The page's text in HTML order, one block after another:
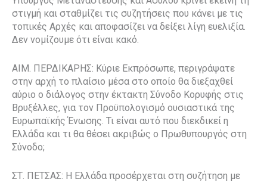
στιγμή και σταθμίζει τις συζητήσεις που κάνει με τις
τοπικές Αρχές και αποφασίζει να δείξει λίγη ευελιξία.
Δεν νομίζουμε ότι είναι κακό.
ΑΙΜ. ΠΕΡΔΙΚΑΡΗΣ: Κύριε Εκπρόσωπε, περιγράψατε
στην αρχή το πλαίσιο μέσα στο οποίο θα διεξαχθεί
αύριο ο διάλογος στην έκτακτη Σύνοδο Κορυφής στις
Βρυξέλλες, για τον Προϋπολογισμό ουσιαστικά της
Ευρωπαϊκής Ένωσης. Τι είναι αυτό που διεκδικεί η
Ελλάδα και τι θα θέσει ακριβώς ο Πρωθυπουργός στη
Σύνοδο;
ΣΤ. ΠΕΤΣΑΣ: Η Ελλάδα προσέρχεται στη συζήτηση με